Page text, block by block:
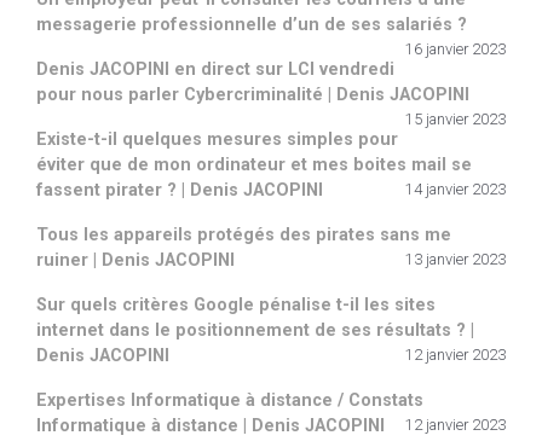
messagerie professionnelle d’un de ses salariés ?
16 janvier 2023
Denis JACOPINI en direct sur LCI vendredi
pour nous parler Cybercriminalité | Denis JACOPINI
15 janvier 2023
Existe-t-il quelques mesures simples pour
éviter que de mon ordinateur et mes boites mail se
fassent pirater ? | Denis JACOPINI
14 janvier 2023
Tous les appareils protégés des pirates sans me
ruiner | Denis JACOPINI
13 janvier 2023
Sur quels critères Google pénalise t-il les sites
internet dans le positionnement de ses résultats ? |
Denis JACOPINI
12 janvier 2023
Expertises Informatique à distance / Constats
Informatique à distance | Denis JACOPINI
12 janvier 2023